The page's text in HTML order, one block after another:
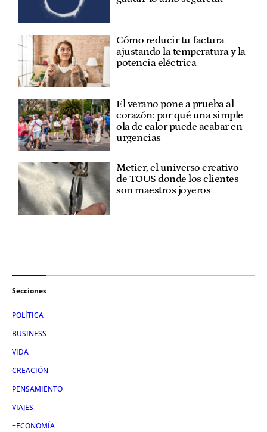
Cómo reducir tu factura
ajustando la temperatura y la
potencia eléctrica
El verano pone a prueba al
corazón: por qué una simple
ola de calor puede acabar en
urgencias
Metier, el universo creativo
de TOUS donde los clientes
son maestros joyeros
Secciones
POLÍTICA
BUSINESS
VIDA
CREACIÓN
PENSAMIENTO
VIAJES
+ECONOMÍA